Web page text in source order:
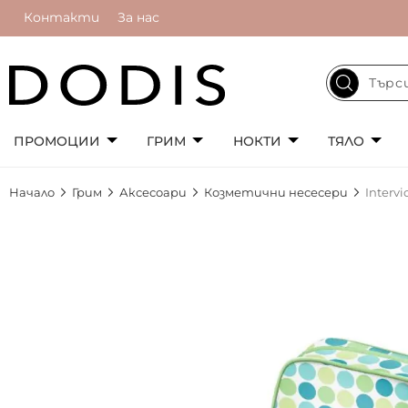
Контакти За нас
ПРОМОЦИИ ГРИМ НОКТИ ТЯЛО
Начало Грим Аксесоари Козметични несесери